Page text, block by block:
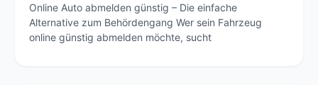
Online Auto abmelden günstig – Die einfache
Alternative zum Behördengang Wer sein Fahrzeug
online günstig abmelden möchte, sucht